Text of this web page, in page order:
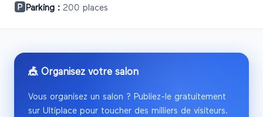
🅿️ Parking : 200 places
🎪 Organisez votre salon
Vous organisez un salon ? Publiez-le gratuitement
sur Ultiplace pour toucher des milliers de visiteurs.